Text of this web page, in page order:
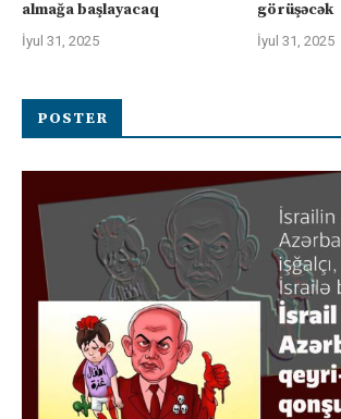
almağa başlayacaq
İyul 31, 2025
görüşəcək
İyul 31, 2025
POSTER